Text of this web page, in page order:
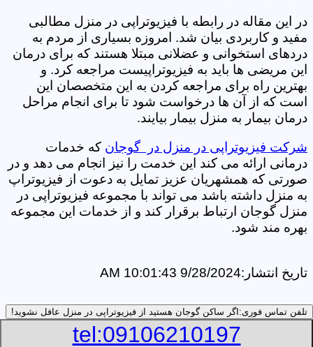
در این مقاله در رابطه با فیزیوتراپی در منزل مطالبی
مفید و کاربردی بیان شد. امروزه بسیاری از مردم به
دردهای استخوانی و عضلانی مبتلا هستند که برای درمان
این مریضی ها باید به فیزیوتراپیست مراجعه کرد. و
بهترین راه برای مراجعه کردن به این متخصصان این
است که از آن ها درخواست شود تا برای انجام مراحل
درمان بیمار به منزل بیمار بیایند.
شرکت فیزیوتراپی در منزل در گوجان که خدمات
درمانی ارائه می کند این خدمت را نیز انجام می دهد و در
صورتی که همشهریان عزیز تمایل به دعوت از فیزیوتراپ
به منزل داشته باشد می تواند با مجموعه فیزیوتراپی در
منزل گوجان ارتباط برقرار کند و از خدمات این مجموعه
بهره مند شود.
تاریخ انتشار:9/28/2024 10:01:43 AM
تلفن تماس فوری: اگر ساکن گوجان هستید از فیزیوتراپی در منزل عافل نشوید!
tel:09106210197